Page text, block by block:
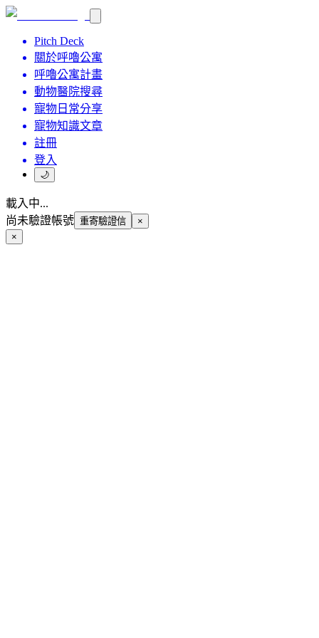
Pitch Deck
關於呼嚕公寓
呼嚕公寓計畫
動物醫院搜尋
寵物日常分享
寵物知識文章
註冊
登入
🌙
載入中...
尚未驗證帳號 重寄驗證信
×
×